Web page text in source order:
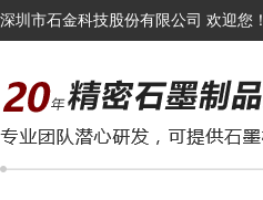
深圳市石金科技股份有限公司 欢迎您！